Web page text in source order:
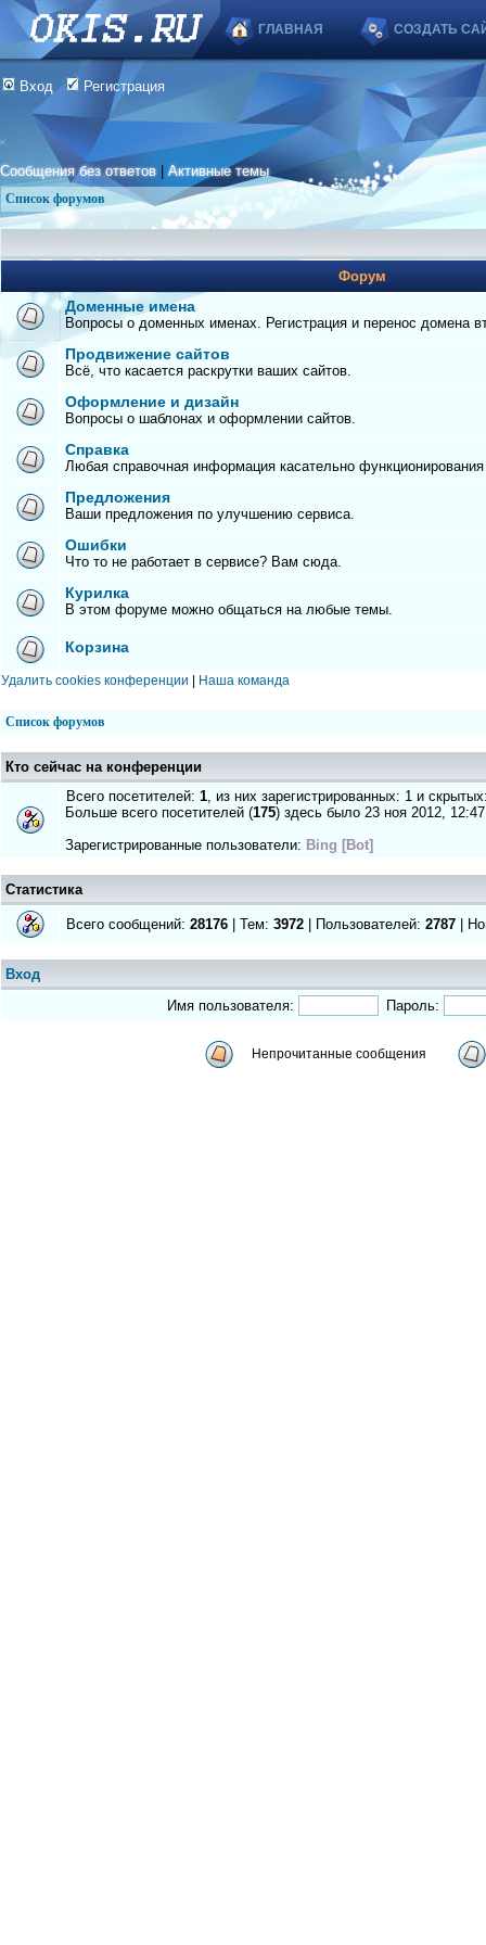
ГЛАВНАЯ СОЗДАТЬ
Вход Регистрация
Сообщения без ответов |Активные темы
Список форумов
Форум
Доменные имена
Вопросы о доменных именах. Регистрация и перенос домена
Продвижение сайтов
Всё, что касается раскрутки ваших сайтов.
Оформление и дизайн
Вопросы о шаблонах и оформлении сайтов.
Справка
Любая справочная информация касательно
Предложения
Ваши предложения по улучшению сервиса.
Ошибки
Что то не работает в сервисе? Вам сюда.
Курилка
В этом форуме можно общаться на любые темы.
Корзина
Удалить cookies конференции Наша команда
Список форумов
Кто сейчас на конференции
Всего посетителей: 1, из них зарегистрированных: 1 и
Больше всего посетителей (175) здесь было 23 ноя 2012, 12:47
Зарегистрированные пользователи: Bing [Bot]
Статистика
Всего сообщений: 28176 | Тем: 3972 | Пользователей: 2787 |
Вход
Имя пользователя:
Пароль:
Непрочитанные сообщения